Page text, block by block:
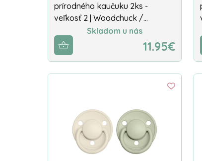
prírodného kaučuku 2ks -
veľkosť 2 | Woodchuck /…
Skladom u nás
11.95€